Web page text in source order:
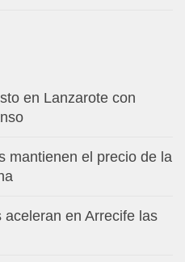
en Lanzarote con
mantienen el precio de la
en Arrecife las